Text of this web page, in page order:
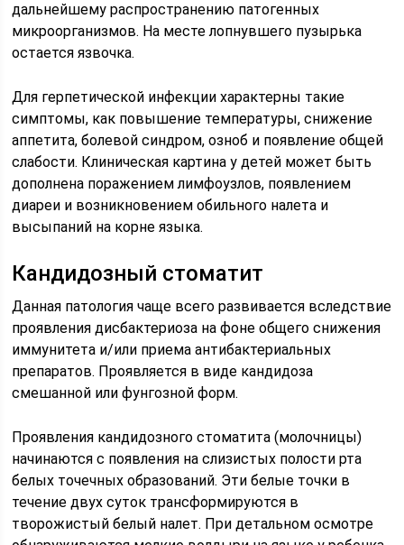
дальнейшему распространению патогенных
микроорганизмов. На месте лопнувшего пузырька
остается язвочка.
Для герпетической инфекции характерны такие
симптомы, как повышение температуры, снижение
аппетита, болевой синдром, озноб и появление общей
слабости. Клиническая картина у детей может быть
дополнена поражением лимфоузлов, появлением
диареи и возникновением обильного налета и
высыпаний на корне языка.
Кандидозный стоматит
Данная патология чаще всего развивается вследствие
проявления дисбактериоза на фоне общего снижения
иммунитета и/или приема антибактериальных
препаратов. Проявляется в виде кандидоза
смешанной или фунгозной форм.
Проявления кандидозного стоматита (молочницы)
начинаются с появления на слизистых полости рта
белых точечных образований. Эти белые точки в
течение двух суток трансформируются в
творожистый белый налет. При детальном осмотре